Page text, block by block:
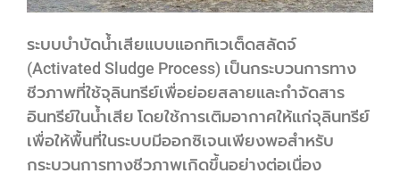
ระบบบำบัดน้ำเสียแบบแอกทิเวเต็ดสลัดจ์
(Activated Sludge Process) เป็นกระบวนการทาง
ชีวภาพที่ใช้จุลินทรีย์เพื่อย่อยสลายและกำจัดสาร
อินทรีย์ในน้ำเสีย โดยใช้การเติมอากาศให้แก่จุลินทรีย์
เพื่อให้พื้นที่ในระบบมีออกซิเจนเพียงพอสำหรับ
กระบวนการทางชีวภาพเกิดขึ้นอย่างต่อเนื่อง